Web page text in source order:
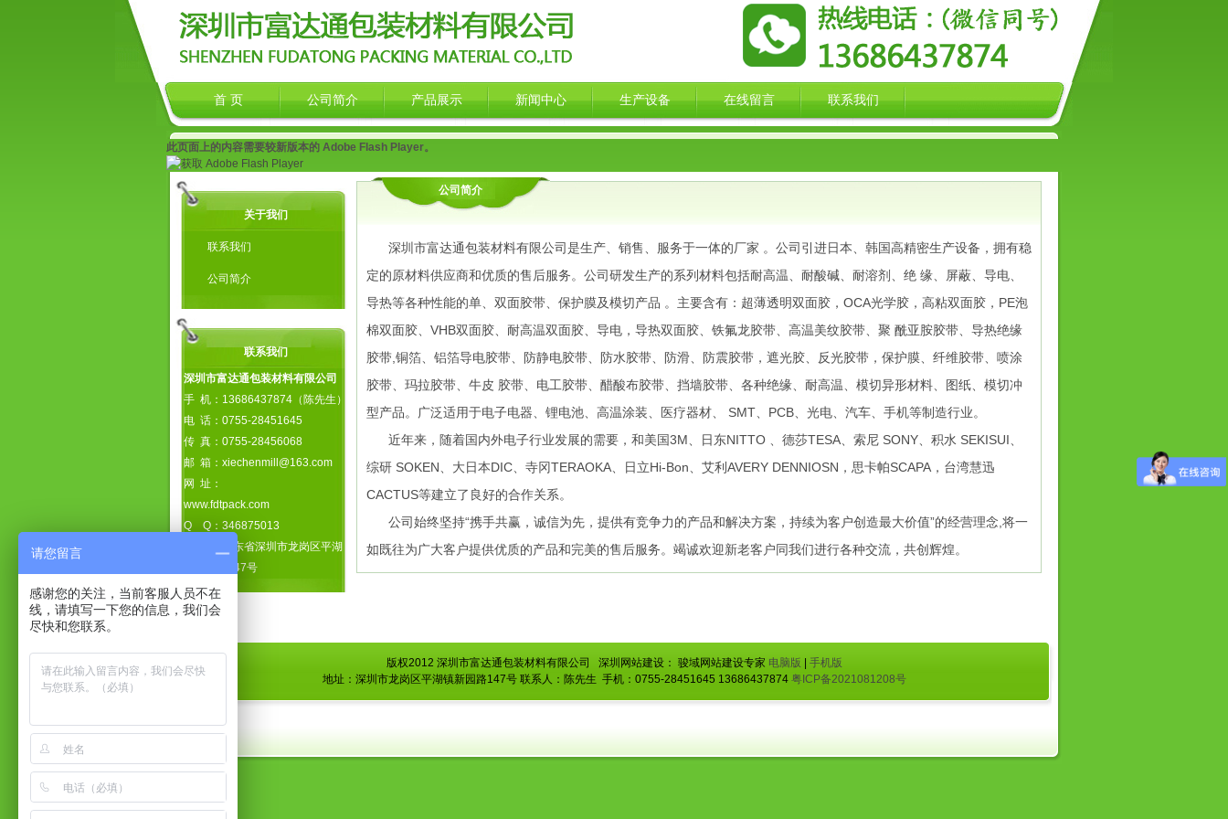
首 页 公司简介 产品展示 新闻中心 生产设备 在线留言 联系我们
此页面上的内容需要较新版本的 Adobe Flash Player。
关于我们
联系我们
公司简介
联系我们
深圳市富达通包装材料有限公司
手 机：13686437874（陈先生）
电 话：0755-28451645
传 真：0755-28456068
邮 箱：xiechenmill@163.com
网 址：
www.fdtpack.com
Q Q：346875013
地 址：广东省深圳市龙岗区平湖
镇新园路147号
公司简介
深圳市富达通包装材料有限公司是生产、销售、服务于一体的厂家 。公司引进日本、韩国高精密生产设备，拥有稳
定的原材料供应商和优质的售后服务。公司研发生产的系列材料包括耐高温、耐酸碱、耐溶剂、绝 缘、屏蔽、导电、
导热等各种性能的单、双面胶带、保护膜及模切产品 。主要含有：超薄透明双面胶，OCA光学胶，高粘双面胶，PE泡
棉双面胶、VHB双面胶、耐高温双面胶、导电，导热双面胶、铁氟龙胶带、高温美纹胶带、聚 酰亚胺胶带、导热绝缘
胶带,铜箔、铝箔导电胶带、防静电胶带、防水胶带、防滑、防震胶带，遮光胶、反光胶带，保护膜、纤维胶带、喷涂
胶带、玛拉胶带、牛皮 胶带、电工胶带、醋酸布胶带、挡墙胶带、各种绝缘、耐高温、模切异形材料、图纸、模切冲
型产品。广泛适用于电子电器、锂电池、高温涂装、医疗器材、 SMT、PCB、光电、汽车、手机等制造行业。
近年来，随着国内外电子行业发展的需要，和美国3M、日东NITTO 、德莎TESA、索尼 SONY、积水 SEKISUI、
综研 SOKEN、大日本DIC、寺冈TERAOKA、日立Hi-Bon、艾利AVERY DENNIOSN，思卡帕SCAPA，台湾慧迅
CACTUS等建立了良好的合作关系。
公司始终坚持“携手共赢，诚信为先，提供有竞争力的产品和解决方案，持续为客户创造最大价值”的经营理念,将一
如既往为广大客户提供优质的产品和完美的售后服务。竭诚欢迎新老客户同我们进行各种交流，共创辉煌。
版权2012 深圳市富达通包装材料有限公司 深圳网站建设： 骏域网站建设专家 电脑版
手机版
地址：深圳市龙岗区平湖镇新园路147号 联系人：陈先生 手机：0755-28451645 13686437874 粤ICP备2021081208号
请您留言
感谢您的关注，当前客服人员不在
线，请填写一下您的信息，我们会
尽快和您联系。